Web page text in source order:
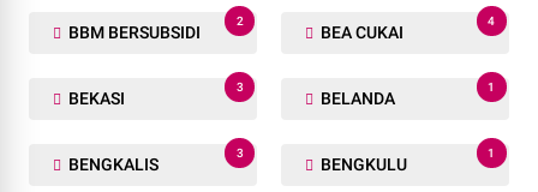
BBM BERSUBSIDI
2
BEA CUKAI
4
BEKASI
3
BELANDA
1
BENGKALIS
3
BENGKULU
1